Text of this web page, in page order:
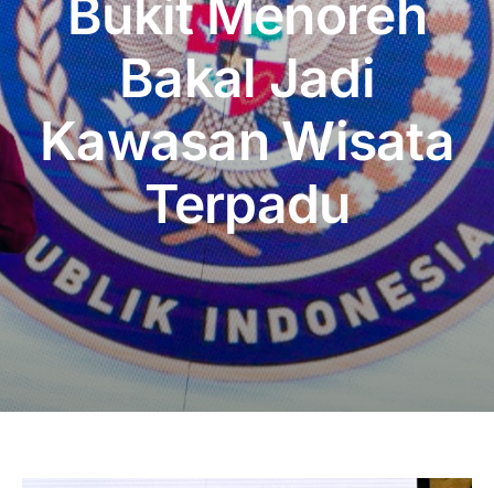
Publikasi
Peta Wisata
BLU
Bukit Menoreh
Bakal Jadi
Kawasan Wisata
Terpadu